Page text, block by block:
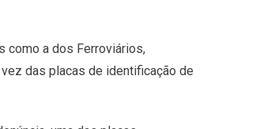
como a dos Ferroviários,
das placas de identificação de